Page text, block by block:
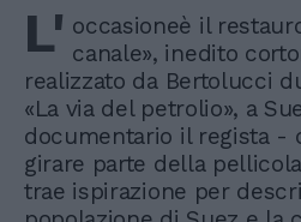
L' occasioneè il
canale», inedito
realizzato da Bertolucci
«La via del petrolio», a
documentario il regista -
girare parte della
trae ispirazione per